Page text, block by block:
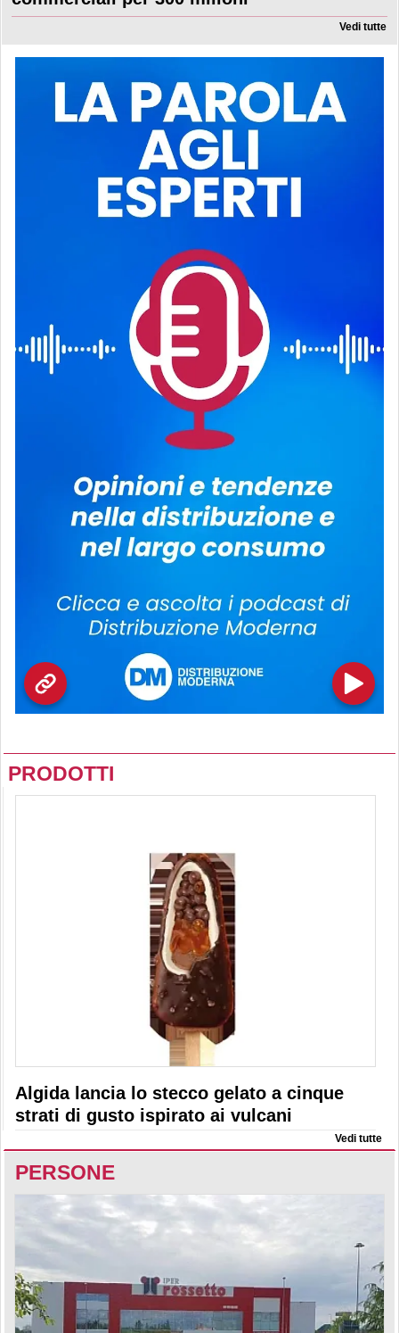
Vedi tutte
PRODOTTI
Algida lancia lo stecco gelato a cinque
strati di gusto ispirato ai vulcani
Vedi tutte
PERSONE